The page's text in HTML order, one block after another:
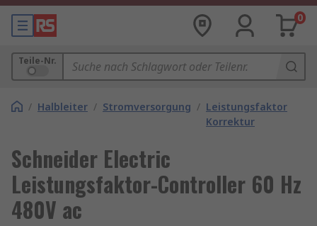
0
Teile-Nr.
/ Halbleiter / Stromversorgung / Leistungsfaktor
Korrektur
Schneider Electric
Leistungsfaktor-Controller 60 Hz
480V ac